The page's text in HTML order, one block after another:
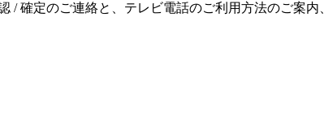
/ 確定のご連絡と、テレビ電話のご利用方法のご案内